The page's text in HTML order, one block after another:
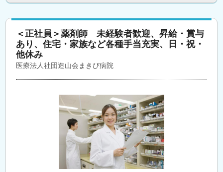
＜正社員＞薬剤師 未経験者歓迎、昇給・賞与
あり、住宅・家族など各種手当充実、日・祝・
他休み
医療法人社団造山会まきび病院